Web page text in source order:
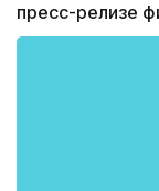
пресс-релизе